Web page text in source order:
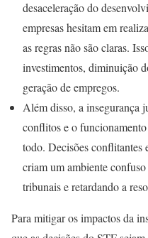
desaceleração do
empresas hesitam em
as regras não são claras.
investimentos, diminuição
geração de empregos.
Além disso, a insegurança
conflitos e o
todo. Decisões conflitantes
criam um ambiente
tribunais e retardando a
Para mitigar os impactos da